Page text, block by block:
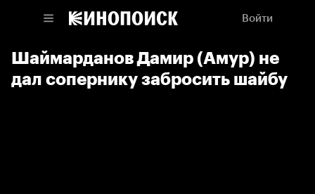
Войти
Шаймарданов Дамир (Амур) не
дал сопернику забросить шайбу